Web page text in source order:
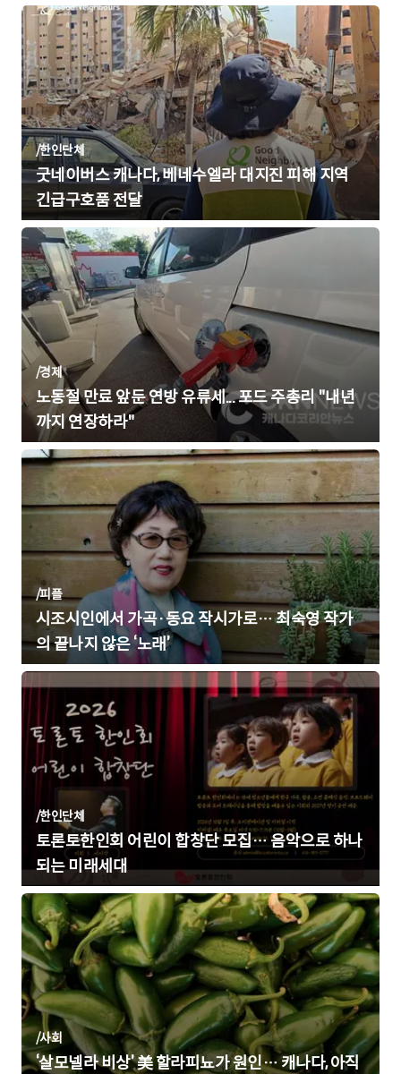
/한인단체
굿네이버스 캐나다, 베네수엘라 대지진 피해 지역
긴급구호품 전달
/경제
노동절 만료 앞둔 연방 유류세... 포드 주총리 "내년
까지 연장하라"
/피플
시조시인에서 가곡·동요 작시가로… 최숙영 작가
의 끝나지 않은 ‘노래’
/한인단체
토론토한인회 어린이 합창단 모집… 음악으로 하나
되는 미래세대
/사회
‘살모넬라 비상’ 美 할라피뇨가 원인… 캐나다, 아직